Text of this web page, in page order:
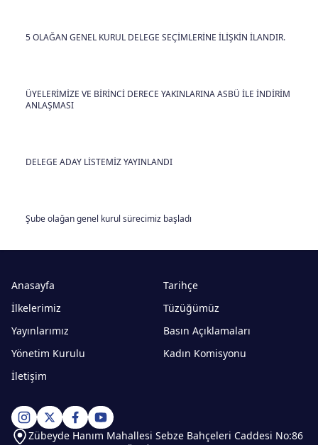
5 OLAĞAN GENEL KURUL DELEGE SEÇİMLERİNE İLİŞKİN İLANDIR.
ÜYELERİMİZE VE BİRİNCİ DERECE YAKINLARINA ASBÜ İLE İNDİRİM
ANLAŞMASI
DELEGE ADAY LİSTEMİZ YAYINLANDI
Şube olağan genel kurul sürecimiz başladı
Anasayfa
Tarihçe
İlkelerimiz
Tüzüğümüz
Yayınlarımız
Basın Açıklamaları
Yönetim Kurulu
Kadın Komisyonu
İletişim
Zübeyde Hanım Mahallesi Sebze Bahçeleri Caddesi No:86